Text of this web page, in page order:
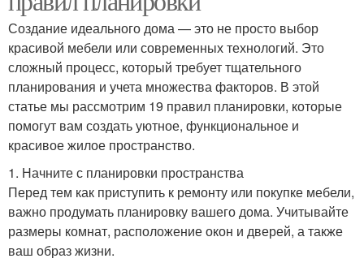
Создание идеального дома — это не просто выбор
красивой мебели или современных технологий. Это
сложный процесс, который требует тщательного
планирования и учета множества факторов. В этой
статье мы рассмотрим 19 правил планировки, которые
помогут вам создать уютное, функциональное и
красивое жилое пространство.
1. Начните с планировки пространства
Перед тем как приступить к ремонту или покупке мебели,
важно продумать планировку вашего дома. Учитывайте
размеры комнат, расположение окон и дверей, а также
ваш образ жизни.